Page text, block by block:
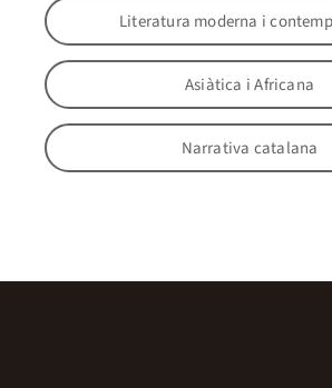
Literatura moderna i
Asiàtica i Africana
Narrativa catalana